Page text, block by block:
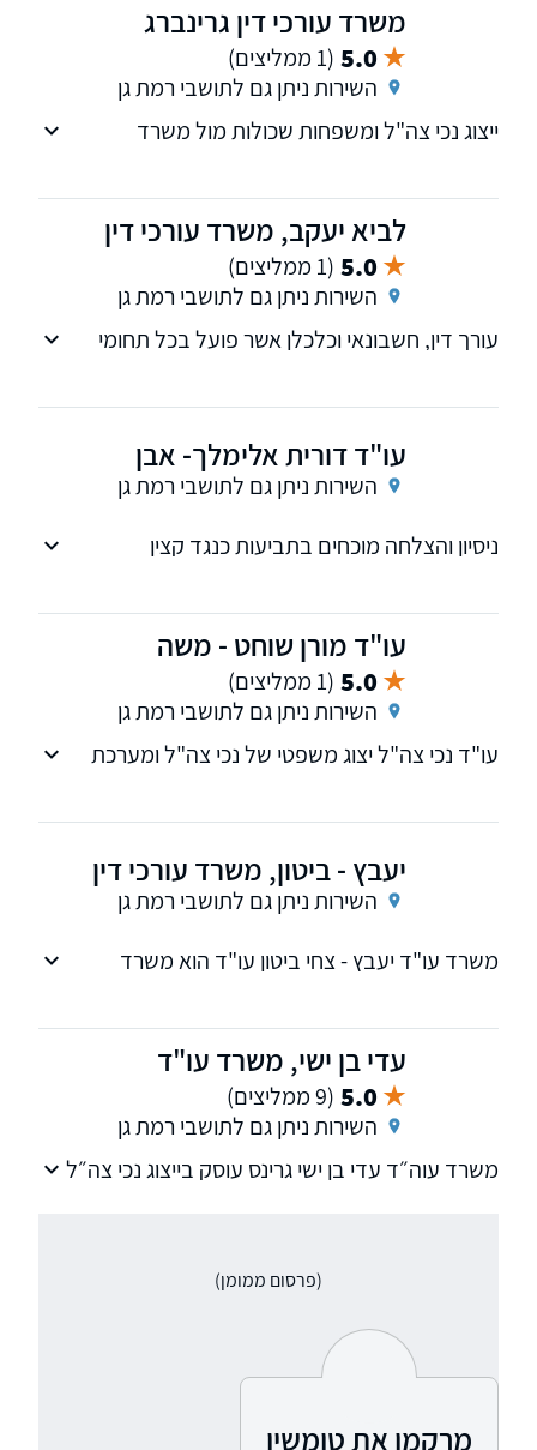
משרד עורכי דין גרינברג
5.0 (1 ממליצים)
השירות ניתן גם לתושבי רמת גן
ייצוג נכי צה"ל ומשפחות שכולות מול משרד
לביא יעקב, משרד עורכי דין
5.0 (1 ממליצים)
השירות ניתן גם לתושבי רמת גן
עורך דין, חשבונאי וכלכלן אשר פועל בכל תחומי
עו"ד דורית אלימלך- אבן
השירות ניתן גם לתושבי רמת גן
ניסיון והצלחה מוכחים בתביעות כנגד קצין
עו"ד מורן שוחט - משה
5.0 (1 ממליצים)
השירות ניתן גם לתושבי רמת גן
עו"ד נכי צה"ל יצוג משפטי של נכי צה"ל ומערכת
יעבץ - ביטון, משרד עורכי דין
השירות ניתן גם לתושבי רמת גן
משרד עו"ד יעבץ - צחי ביטון עו"ד הוא משרד
(נכות מיוחדת) המרותק לכיסא גלגלים בעקבות
פעילות קרב.עדי בן ישי, משרד עו"ד
5.0 (9 ממליצים)
השירות ניתן גם לתושבי רמת גן
משרד עוה״ד עדי בן ישי גרינס עוסק בייצוג נכי צה״ל
(פרסום ממומן)
מרקמן את טומשין